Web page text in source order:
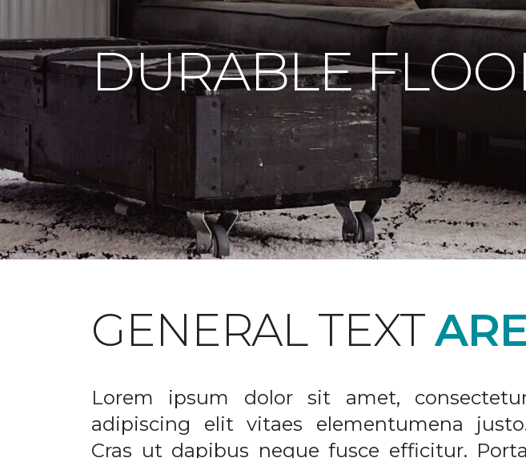
DURABLE
GENERAL TEXT
Lorem ipsum dolor sit amet,
adipiscing elit vitaes elementumena
Cras ut dapibus neque fusce efficitur. Porta